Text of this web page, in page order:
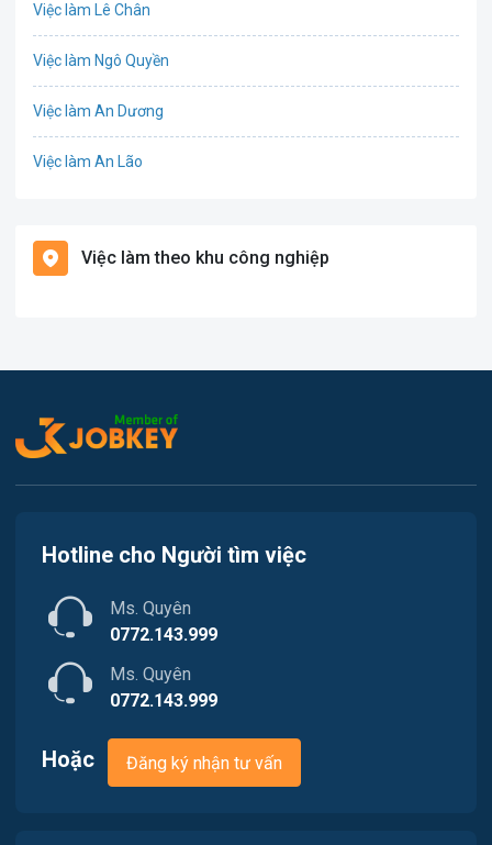
Văn Phòng
Lao Động Phổ Thông
Nhà hàng / Khách sạn
Nhân sự
Nông - Lâm - Thủy Sản
Việc làm Lê Chân
Việc làm Ngô Quyền
Việc làm An Dương
Việc làm An Lão
Việc làm Cát Hải
Việc làm Tiên Lãng
Việc làm Hòa Bình
Việc làm Nam Triệu
Việc làm Bạch Đằng
Việc làm Lê Ích Mộc
Việc làm theo khu công nghiệp
Hotline cho Người tìm việc
Ms. Quyên
0772.143.999
Ms. Quyên
0772.143.999
Hoặc Đăng ký nhận tư vấn